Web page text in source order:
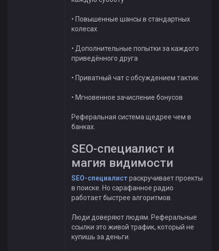
• Повышенные шансы в стандартных
колесах
• Дополнительные попытки за каждого
приведённого друга
• Приватный чат с обсуждением тактик
• Мгновенное зачисление бонусов
Реферальная система щедрее чем в
банках.
SEO-специалист и
магия видимости
SEO-специалистраскручивает проекты
в поиске. Но сарафанное радио
работает быстрее алгоритмов.
Люди доверяют людям. Реферальные
ссылки это живой трафик, который не
купишь за деньги.